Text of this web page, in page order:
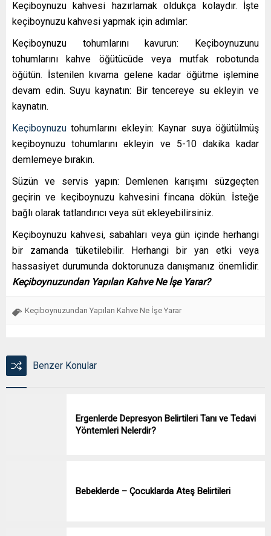
Keçiboynuzu kahvesi hazırlamak oldukça kolaydır. İşte
keçiboynuzu kahvesi yapmak için adımlar:
Keçiboynuzu tohumlarını kavurun: Keçiboynuzunu
tohumlarını kahve öğütücüde veya mutfak robotunda
öğütün. İstenilen kıvama gelene kadar öğütme işlemine
devam edin. Suyu kaynatın: Bir tencereye su ekleyin ve
kaynatın.
Keçiboynuzu tohumlarını ekleyin: Kaynar suya öğütülmüş
keçiboynuzu tohumlarını ekleyin ve 5-10 dakika kadar
demlemeye bırakın.
Süzün ve servis yapın: Demlenen karışımı süzgeçten
geçirin ve keçiboynuzu kahvesini fincana dökün. İsteğe
bağlı olarak tatlandırıcı veya süt ekleyebilirsiniz.
Keçiboynuzu kahvesi, sabahları veya gün içinde herhangi
bir zamanda tüketilebilir. Herhangi bir yan etki veya
hassasiyet durumunda doktorunuza danışmanız önemlidir.
Keçiboynuzundan Yapılan Kahve Ne İşe Yarar?
Keçiboynuzundan Yapılan Kahve Ne İşe Yarar
Benzer Konular
Ergenlerde Depresyon Belirtileri Tanı ve Tedavi
Yöntemleri Nelerdir?
Bebeklerde – Çocuklarda Ateş Belirtileri